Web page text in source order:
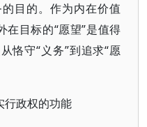
目的。作为内在价值
在目标的“愿望”是值得
恪守“义务”到追求“愿
行政权的功能